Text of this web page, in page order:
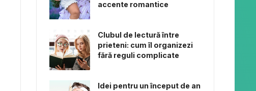
accente romantice
Clubul de lectură între
prieteni: cum îl organizezi
fără reguli complicate
Idei pentru un început de an